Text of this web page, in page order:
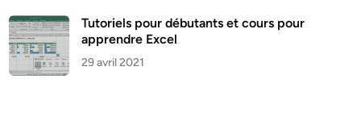
Tutoriels pour débutants et cours pour
apprendre Excel
29 avril 2021